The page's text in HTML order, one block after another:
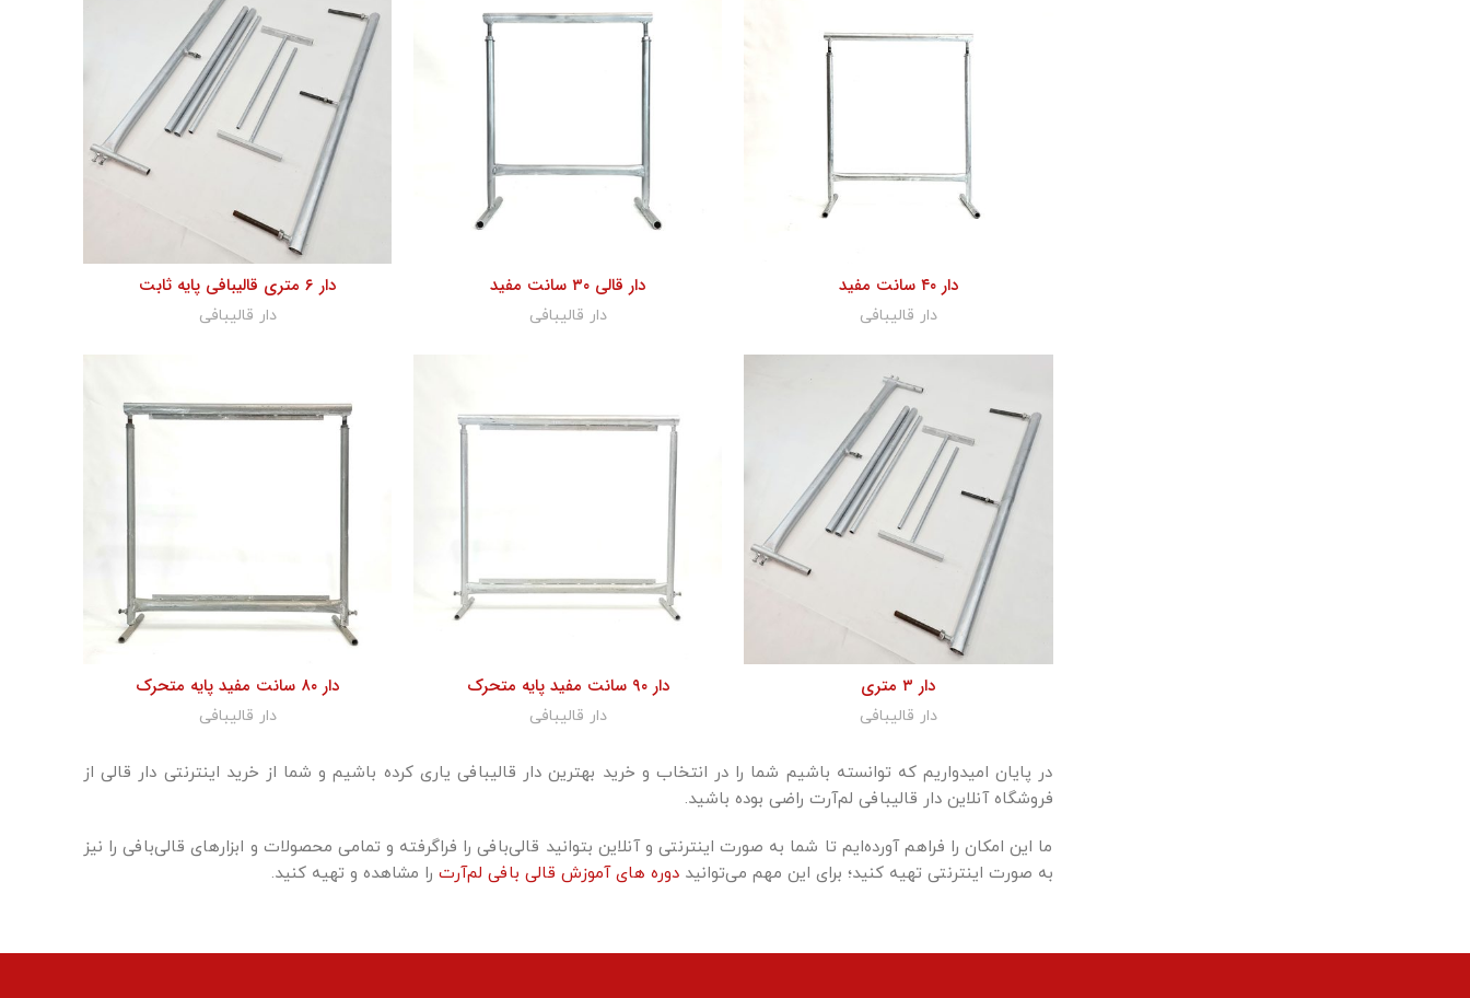
دار ۴۰ سانت مفید
دار قالیبافی
دار قالی ۳۰ سانت مفید
دار قالیبافی
دار ۶ متری قالیبافی پایه ثابت
دار قالیبافی
دار ۳ متری
دار قالیبافی
دار ۹۰ سانت مفید پایه متحرک
دار قالیبافی
دار ۸۰ سانت مفید پایه متحرک
دار قالیبافی
در پایان امیدواریم که توانسته باشیم شما را در انتخاب و خرید بهترین دار قالیبافی یاری کرده باشیم و شما از خرید اینترنتی دار قالی از
فروشگاه آنلاین دار قالیبافی لم‌آرت راضی بوده باشید.
ما این امکان را فراهم آورده‌ایم تا شما به صورت اینترنتی و آنلاین بتوانید قالی‌بافی را فراگرفته و تمامی محصولات و ابزارهای قالی‌بافی را نیز
به صورت اینترنتی تهیه کنید؛ برای این مهم می‌توانیددوره های آموزش قالی بافی لم‌آرت را مشاهده و تهیه کنید.